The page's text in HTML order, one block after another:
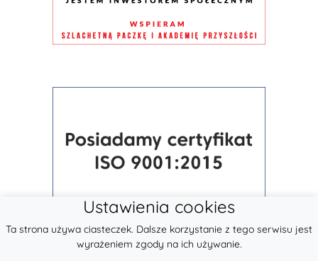
Ustawienia cookies
Ta strona używa ciasteczek. Dalsze korzystanie z tego serwisu jest
wyrażeniem zgody na ich używanie.